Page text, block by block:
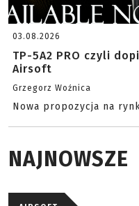
03.08.2026
TP-5A2 PRO czyli
Airsoft
Grzegorz Woźnica
Nowa propozycja na
NAJNOWSZE